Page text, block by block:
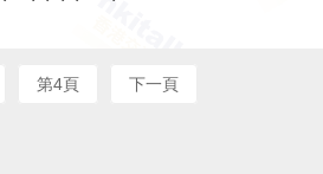
第4頁 下一頁